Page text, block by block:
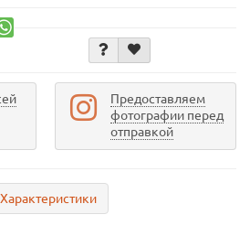
Предоставляем
фотографии перед
отправкой
Характеристики